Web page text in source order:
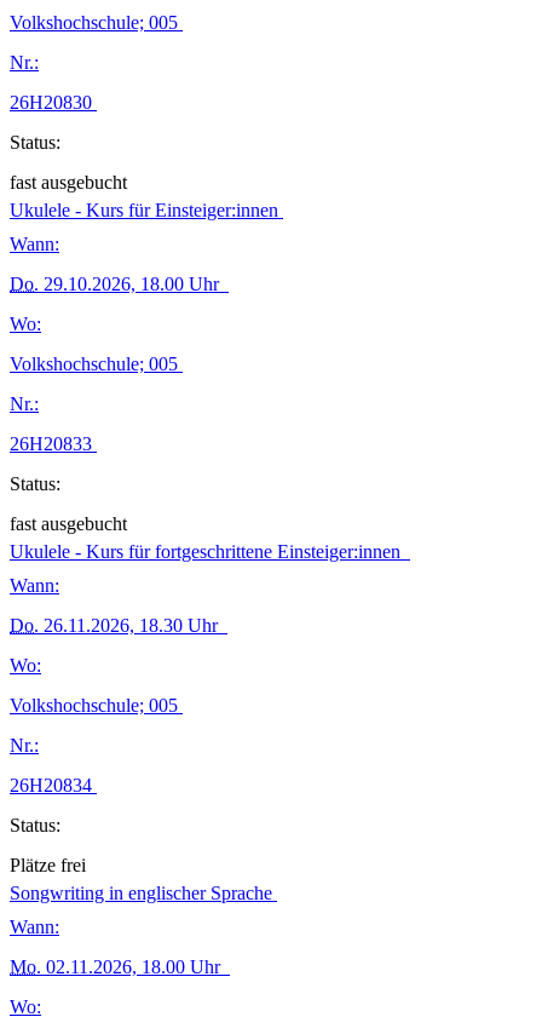
Volkshochschule; 005
Nr.:
26H20830
Status:
fast ausgebucht
Ukulele - Kurs für Einsteiger:innen
Wann:
Do. 29.10.2026, 18.00 Uhr
Wo:
Volkshochschule; 005
Nr.:
26H20833
Status:
fast ausgebucht
Ukulele - Kurs für fortgeschrittene Einsteiger:innen
Wann:
Do. 26.11.2026, 18.30 Uhr
Wo:
Volkshochschule; 005
Nr.:
26H20834
Status:
Plätze frei
Songwriting in englischer Sprache
Wann:
Mo. 02.11.2026, 18.00 Uhr
Wo: